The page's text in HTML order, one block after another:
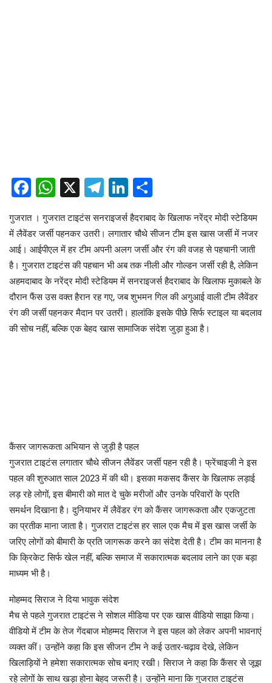
Facebook
WhatsApp
X Telegram
LinkedIn
गुजरात । गुजरात टाइटंस सनराइजर्स हैदराबाद के खिलाफ नरेंद्र मोदी स्टेडियम
में लैवेंडर जर्सी पहनकर उतरी। लगातार चौथे सीजन टीम इस खास जर्सी में नजर
आई। आईपीएल में हर टीम अपनी अलग जर्सी और रंग की वजह से पहचानी जाती
है। गुजरात टाइटंस की पहचान भी अब तक नीली और गोल्डन जर्सी रही है, लेकिन
अहमदाबाद के नरेंद्र मोदी स्टेडियम में सनराइजर्स हैदराबाद के खिलाफ मुकाबले के
दौरान फैंस उस वक्त हैरान रह गए, जब शुभमन गिल की अगुआई वाली टीम लैवेंडर
रंग की जर्सी पहनकर मैदान पर उतरी। हालांकि इसके पीछे सिर्फ स्टाइल या बदलाव
की सोच नहीं, बल्कि एक बेहद खास सामाजिक संदेश जुड़ा हुआ है।
कैंसर जागरूकता अभियान से जुड़ी है पहल
गुजरात टाइटंस लगातार चौथे सीजन लैवेंडर जर्सी पहन रही है। फ्रेंचाइजी ने इस
पहल की शुरुआत साल 2023 में की थी। इसका मकसद कैंसर के खिलाफ लड़ाई
लड़ रहे लोगों, इस बीमारी को मात दे चुके मरीजों और उनके परिवारों के प्रति
समर्थन दिखाना है। दुनियाभर में लैवेंडर रंग को कैंसर जागरूकता और एकजुटता
का प्रतीक माना जाता है। गुजरात टाइटंस हर साल एक मैच में इस खास जर्सी के
जरिए लोगों को बीमारी के प्रति जागरूक करने का संदेश देती है। टीम का मानना है
कि क्रिकेट सिर्फ खेल नहीं, बल्कि समाज में सकारात्मक बदलाव लाने का एक बड़ा
माध्यम भी है।
मोहम्मद सिराज ने दिया भावुक संदेश
मैच से पहले गुजरात टाइटंस ने सोशल मीडिया पर एक खास वीडियो साझा किया।
वीडियो में टीम के तेज गेंदबाज मोहम्मद सिराज ने इस पहल को लेकर अपनी भावनाएं
व्यक्त कीं। उन्होंने कहा कि इस सीजन टीम ने कई उतार-चढ़ाव देखे, लेकिन
खिलाड़ियों ने हमेशा सकारात्मक सोच बनाए रखी। सिराज ने कहा कि कैंसर से जूझ
रहे लोगों के साथ खड़ा होना बेहद जरूरी है। उन्होंने माना कि गुजरात टाइटंस